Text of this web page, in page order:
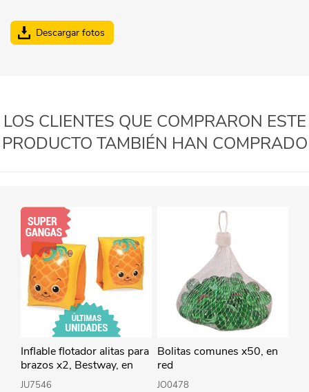
Descargar fotos
LOS CLIENTES QUE COMPRARON ESTE
PRODUCTO TAMBIÉN HAN COMPRADO
Inflable flotador alitas para
brazos x2, Bestway, en
bolsa
JU7546
Bolitas comunes x50, en
red
JO0478